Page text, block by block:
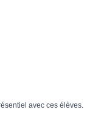
avec ces élèves.